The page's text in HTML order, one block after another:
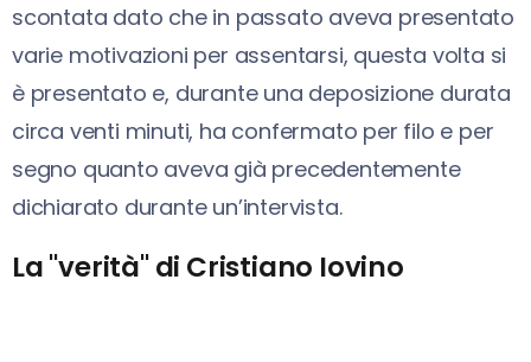
scontata dato che in passato aveva presentato
varie motivazioni per assentarsi, questa volta si
è presentato e, durante una deposizione durata
circa venti minuti, ha confermato per filo e per
segno quanto aveva già precedentemente
dichiarato durante un’intervista.
La "verità" di Cristiano Iovino